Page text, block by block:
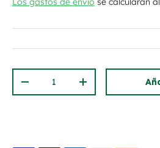
Disminuir cantidadAumentar la